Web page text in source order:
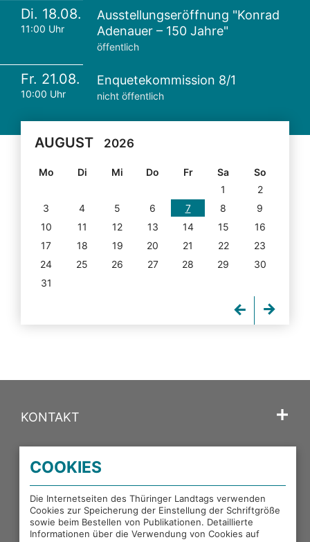
Di. 18.08.
11:00 Uhr
Ausstellungseröffnung "Konrad
Adenauer – 150 Jahre"
öffentlich
Fr. 21.08.
10:00 Uhr
Enquetekommission 8/1
nicht öffentlich
AUGUST 2026
Mo Di Mi Do Fr Sa
So
1
2
3
4 5 6 7 8
9
10
11 12 13 14 15
16
17
18 19 20 21 22
23
24
25 26 27 28 29
30
31
KONTAKT
PORTALE DES THÜRINGER LANDTAGS
EXTERNE LINKS
COOKIES
Die Internetseiten des Thüringer Landtags verwenden
Cookies zur Speicherung der Einstellung der Schriftgröße
sowie beim Bestellen von Publikationen. Detaillierte
Informationen über die Verwendung von Cookies auf